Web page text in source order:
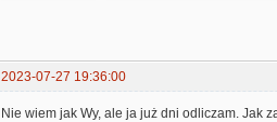
2023-07-27 19:36:00
Nie wiem jak Wy, ale ja już dni odliczam. Jak